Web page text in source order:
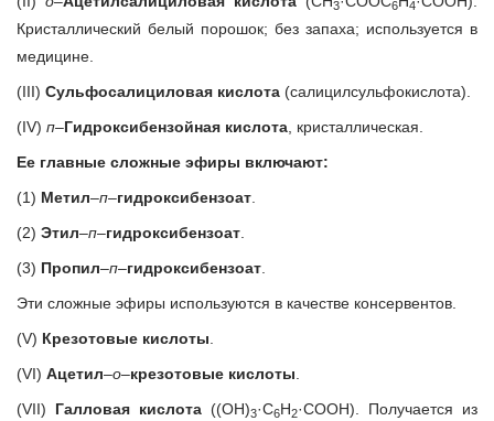
3 6 4
Кристаллический белый порошок; без запаха; используется в
медицине.
(III) Сульфосалициловая кислота (салицилсульфокислота).
(IV) п–Гидроксибензойная кислота , кристаллическая.
Ее главные сложные эфиры включают:
(1) Метил–п–гидроксибензоат
(2) Этил–п–гидроксибензоат
(3) Пропил–п–гидроксибензоат
Эти сложные эфиры используются в качестве консервентов.
(V) Крезотовые кислоты
(VI) Ацетил–o–крезотовые кислоты
(VII) Галловая кислота ((OH)3·C6H2·COOH). Получается из